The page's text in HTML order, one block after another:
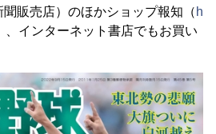
販売店）のほかショップ報知（ h
、インターネット書店でもお買い